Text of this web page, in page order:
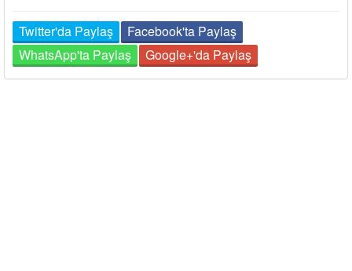
Twitter'da Paylaş
Facebook'ta Paylaş
WhatsApp'ta Paylaş
Google+'da Paylaş